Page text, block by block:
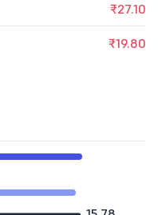
₹27.10
₹19.80